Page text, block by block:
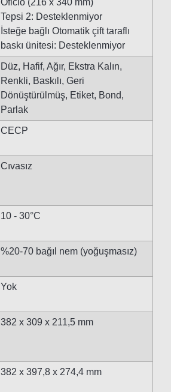
Tepsi 2: Desteklenmiyor
İsteğe bağlı Otomatik çift taraflı
baskı ünitesi: Desteklenmiyor
Düz, Hafif, Ağır, Ekstra Kalın,
Renkli, Baskılı, Geri
Dönüştürülmüş, Etiket, Bond,
Parlak
CECP
Cıvasız
10 - 30°C
%20-70 bağıl nem (yoğuşmasız)
Yok
382 x 309 x 211,5 mm
382 x 397,8 x 274,4 mm